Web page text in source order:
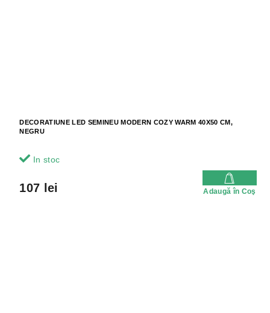
DECORATIUNE LED SEMINEU MODERN COZY WARM 40X50 CM,
NEGRU
In stoc
107 lei Adaugă în Coş